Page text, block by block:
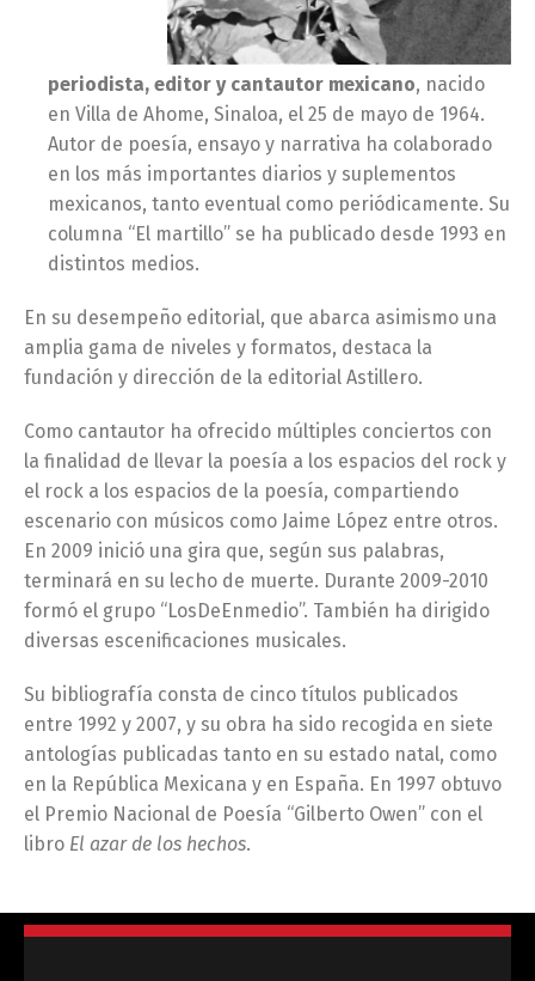
periodista, editor y cantautor mexicano, nacido
en Villa de Ahome, Sinaloa, el 25 de mayo de 1964.
Autor de poesía, ensayo y narrativa ha colaborado
en los más importantes diarios y suplementos
mexicanos, tanto eventual como periódicamente. Su
columna “El martillo” se ha publicado desde 1993 en
distintos medios.
En su desempeño editorial, que abarca asimismo una
amplia gama de niveles y formatos, destaca la
fundación y dirección de la editorial Astillero.
Como cantautor ha ofrecido múltiples conciertos con
la finalidad de llevar la poesía a los espacios del rock y
el rock a los espacios de la poesía, compartiendo
escenario con músicos como Jaime López entre otros.
En 2009 inició una gira que, según sus palabras,
terminará en su lecho de muerte. Durante 2009-2010
formó el grupo “LosDeEnmedio”. También ha dirigido
diversas escenificaciones musicales.
Su bibliografía consta de cinco títulos publicados
entre 1992 y 2007, y su obra ha sido recogida en siete
antologías publicadas tanto en su estado natal, como
en la República Mexicana y en España. En 1997 obtuvo
el Premio Nacional de Poesía “Gilberto Owen” con el
libro El azar de los hechos.